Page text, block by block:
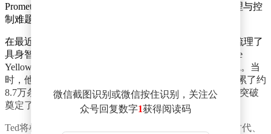
Prometheus，致力于突破具身智能在大规模环境中的推理与控
制难题。
在最近的一次访谈中，Ted Xiao以亲历者的视角，系统梳理了
具身智能领域近十年的变革。他提到，团队曾经历“Code
Yellowish”状态——一种介于危机与正常之间的研究困境。当
时，他们暂停论文发表，专注收集高质量数据，最终积累了约
8.7万条轨迹。这一决策在当时被视为反主流，却为后续突破
奠定了基础。
Ted将机器人学习的发展划分为三个阶段：存在性证明时代、
微信截图识别或微信按住识别，关注公
众号回复数字1获得阅读码